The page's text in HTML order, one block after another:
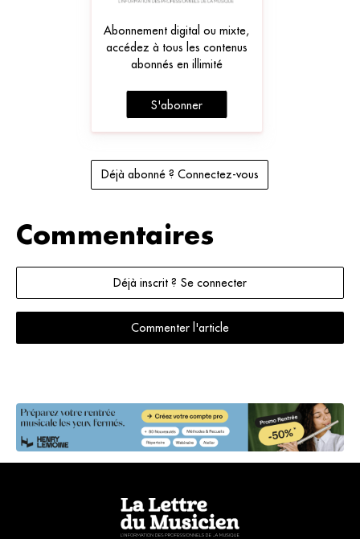
Abonnement digital ou mixte,
accédez à tous les contenus
abonnés en illimité
S'abonner
Déjà abonné ? Connectez-vous
Commentaires
Déjà inscrit ? Se connecter
Commenter l'article